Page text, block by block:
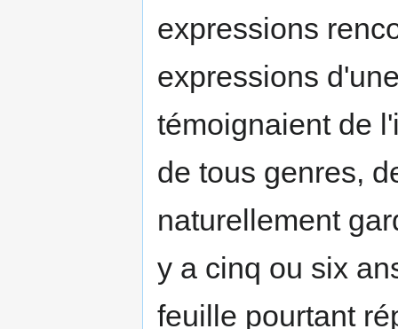
expressions
expressions
témoignaient de
de tous genres,
naturellement
y a cinq ou six
feuille pourtant